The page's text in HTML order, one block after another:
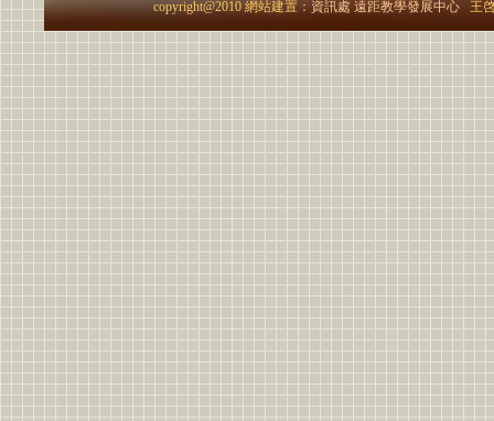
copyright@2010 網站建置： 資訊處 遠距教學發展中心王